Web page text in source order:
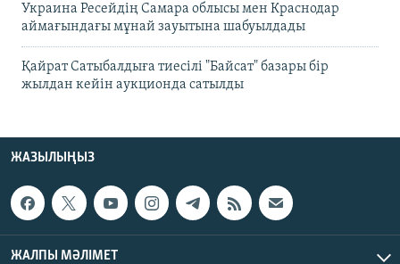
Украина Ресейдің Самара облысы мен Краснодар
аймағындағы мұнай зауытына шабуылдады
Қайрат Сатыбалдыға тиесілі "Байсат" базары бір
жылдан кейін аукционда сатылды
ЖАЗЫЛЫҢЫЗ
ЖАЛПЫ МӘЛІМЕТ